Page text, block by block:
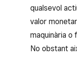
qualsevol
valor
maquinària o
No obstant